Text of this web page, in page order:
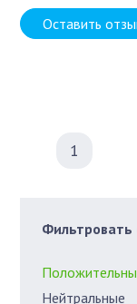
Оставить
1
Фильтровать
Нейтральные